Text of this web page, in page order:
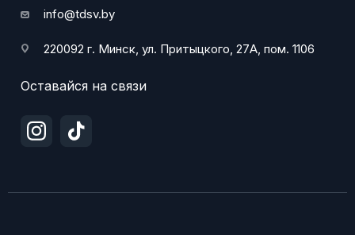
info@tdsv.by
220092 г. Минск, ул. Притыцкого, 27А, пом. 1106
Оставайся на связи